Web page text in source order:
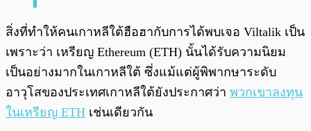
สิ่งที่ทำให้คนเกาหลีใต้ฮือฮากับการได้พบเจอ Viltalik เป็น
เพราะว่า เหรียญ Ethereum (ETH) นั้นได้รับความนิยม
เป็นอย่างมากในเกาหลีใต้ ซึ่งแม้แต่ผู้พิพากษาระดับ
อาวุโสของประเทศเกาหลีใต้ยังประกาศว่า พวกเขาลงทุน
ในเหรียญ ETH เช่นเดียวกัน